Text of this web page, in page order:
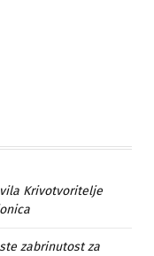
Krivotvoritelje
zabrinutost za